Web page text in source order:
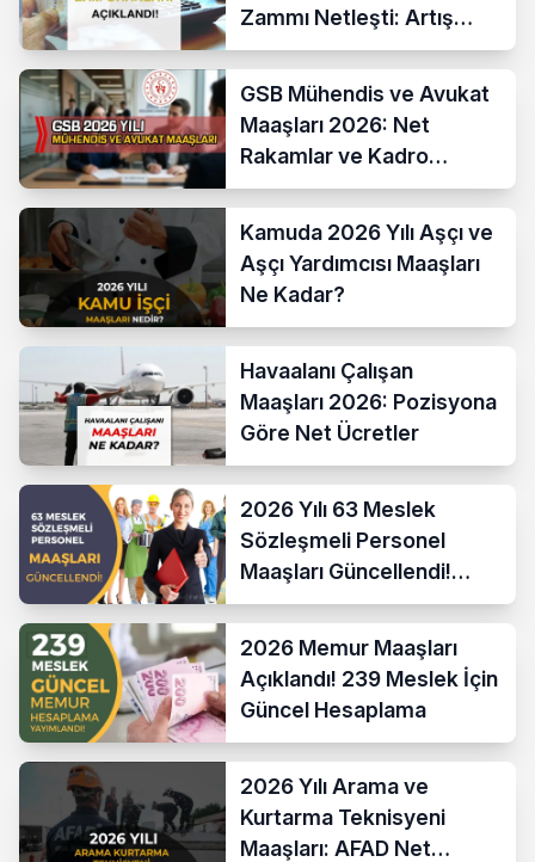
Zammı Netleşti: Artış
Yüzde 13,52 Oldu
GSB Mühendis ve Avukat
Maaşları 2026: Net
Rakamlar ve Kadro
Karşılaştırması
Kamuda 2026 Yılı Aşçı ve
Aşçı Yardımcısı Maaşları
Ne Kadar?
Havaalanı Çalışan
Maaşları 2026: Pozisyona
Göre Net Ücretler
2026 Yılı 63 Meslek
Sözleşmeli Personel
Maaşları Güncellendi!
Hesaplama Formülü ve
2026 Memur Maaşları
Açıklandı! 239 Meslek İçin
Güncel Hesaplama
2026 Yılı Arama ve
Kurtarma Teknisyeni
Maaşları: AFAD Net